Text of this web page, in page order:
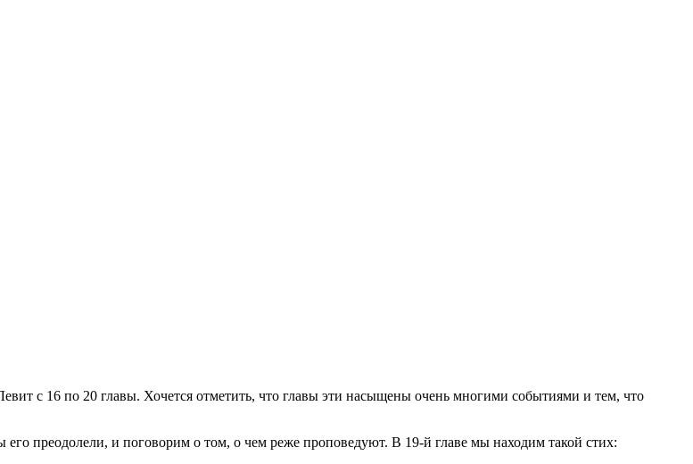
с 16 по 20 главы. Хочется отметить, что главы эти насыщены очень многими событиями и тем, что
преодолели, и поговорим о том, о чем реже проповедуют. В 19-й главе мы находим такой стих: